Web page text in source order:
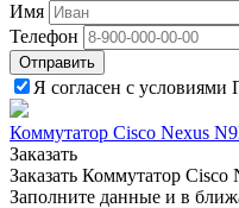
Имя
Телефон
Отправить
Я согласен с
Коммутатор Cisco Nexus
Заказать
Заказать Коммутатор
Заполните данные и в